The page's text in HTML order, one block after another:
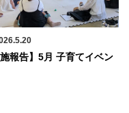
施報告】5月 子育てイベン